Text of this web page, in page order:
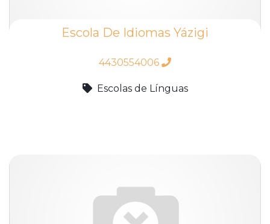
Escola De Idiomas Yázigi
4430554006
Escolas de Línguas